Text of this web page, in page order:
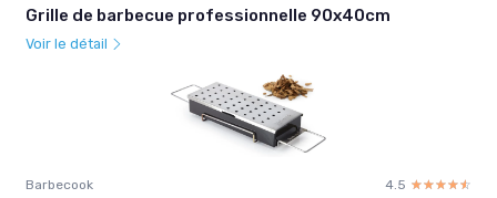
Grille de barbecue professionnelle 90x40cm
Voir le détail
Barbecook 4.5 ☆☆☆☆☆
★★★★★